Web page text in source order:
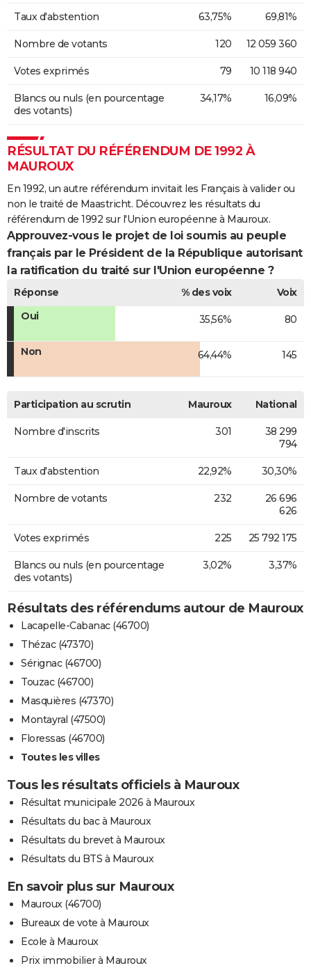
Taux d'abstention 63,75% 69,81%
Nombre de votants 120 12 059 360
Votes exprimés 79 10 118 940
Blancs ou nuls (en pourcentage
des votants)
34,17% 16,09%
RÉSULTAT DU RÉFÉRENDUM DE 1992 À
MAUROUX
En 1992, un autre référendum invitait les Français à valider ou
non le traité de Maastricht. Découvrez les résultats du
référendum de 1992 sur l'Union européenne à Mauroux.
Approuvez-vous le projet de loi soumis au peuple
français par le Président de la République autorisant
la ratification du traité sur l'Union européenne ?
Réponse % des voix
Voix
Oui
35,56% 80
Non 64,44% 145
Participation au scrutin Mauroux National
Nombre d'inscrits 301
38 299
794
Taux d'abstention 22,92% 30,30%
Nombre de votants 232
26 696
626
Votes exprimés 225 25 792 175
Blancs ou nuls (en pourcentage
des votants)
3,02% 3,37%
Résultats des référendums autour de Mauroux
Lacapelle-Cabanac (46700)
Thézac (47370)
Sérignac (46700)
Touzac (46700)
Masquières (47370)
Montayral (47500)
Floressas (46700)
Toutes les villes
Tous les résultats officiels à Mauroux
Résultat municipale 2026 à Mauroux
Résultats du bac à Mauroux
Résultats du brevet à Mauroux
Résultats du BTS à Mauroux
En savoir plus sur Mauroux
Mauroux (46700)
Bureaux de vote à Mauroux
Ecole à Mauroux
Prix immobilier à Mauroux